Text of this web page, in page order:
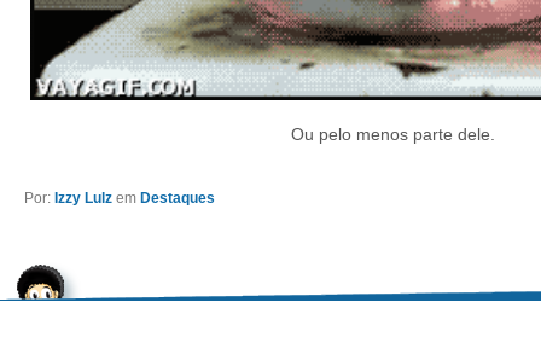
Ou pelo menos parte dele.
Por: Izzy Lulz em Destaques